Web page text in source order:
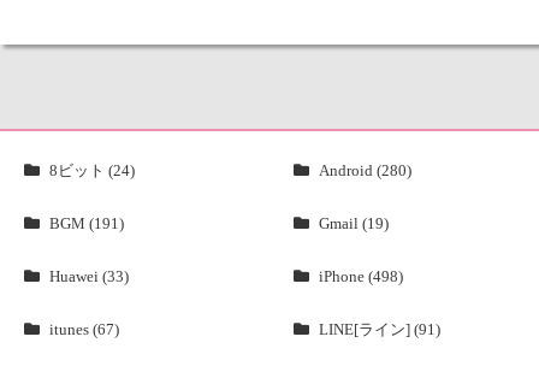
8ビット (24) Android (280)
BGM (191) Gmail (19)
Huawei (33) iPhone (498)
itunes (67) LINE[ライン] (91)